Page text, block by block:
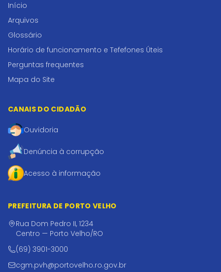
Início
Arquivos
Glossário
Horário de funcionamento e Tefefones Úteis
Perguntas frequentes
Mapa do Site
CANAIS DO CIDADÃO
Ouvidoria
Denúncia à corrupção
Acesso à informação
PREFEITURA DE PORTO VELHO
Rua Dom Pedro II, 1234
Centro — Porto Velho/RO
(69) 3901-3000
cgm.pvh@portovelho.ro.gov.br